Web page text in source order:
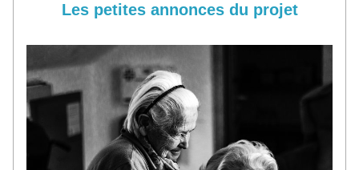
Les petites annonces du projet